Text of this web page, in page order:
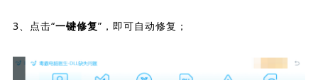
3、点击“一键修复”，即可自动修复；